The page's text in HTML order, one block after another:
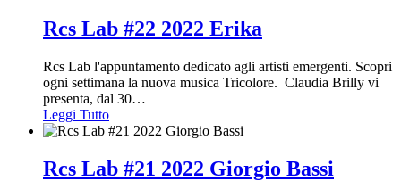
Rcs Lab #22 2022 Erika
Rcs Lab l'appuntamento dedicato agli artisti emergenti. Scopri
ogni settimana la nuova musica Tricolore. Claudia Brilly vi
presenta, dal 30…
Leggi Tutto
Rcs Lab #21 2022 Giorgio Bassi